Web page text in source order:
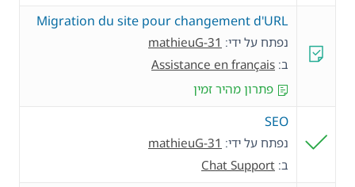
Migration du site pour changement d'URL
נפתח על ידי: mathieuG-31
ב: Assistance en français
פתרון מהיר זמין
SEO
נפתח על ידי: mathieuG-31
ב: Chat Support